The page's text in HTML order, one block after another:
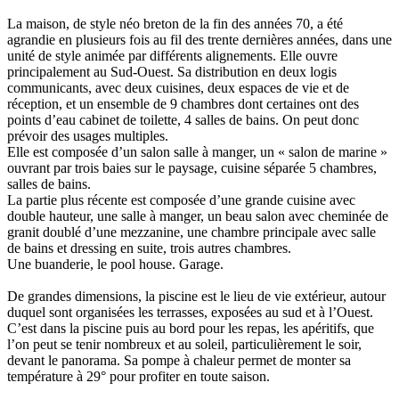
La maison, de style néo breton de la fin des années 70, a été
agrandie en plusieurs fois au fil des trente dernières années, dans une
unité de style animée par différents alignements. Elle ouvre
principalement au Sud-Ouest. Sa distribution en deux logis
communicants, avec deux cuisines, deux espaces de vie et de
réception, et un ensemble de 9 chambres dont certaines ont des
points d’eau cabinet de toilette, 4 salles de bains. On peut donc
prévoir des usages multiples.
Elle est composée d’un salon salle à manger, un « salon de marine »
ouvrant par trois baies sur le paysage, cuisine séparée 5 chambres,
salles de bains.
La partie plus récente est composée d’une grande cuisine avec
double hauteur, une salle à manger, un beau salon avec cheminée de
granit doublé d’une mezzanine, une chambre principale avec salle
de bains et dressing en suite, trois autres chambres.
Une buanderie, le pool house. Garage.
De grandes dimensions, la piscine est le lieu de vie extérieur, autour
duquel sont organisées les terrasses, exposées au sud et à l’Ouest.
C’est dans la piscine puis au bord pour les repas, les apéritifs, que
l’on peut se tenir nombreux et au soleil, particulièrement le soir,
devant le panorama. Sa pompe à chaleur permet de monter sa
température à 29° pour profiter en toute saison.